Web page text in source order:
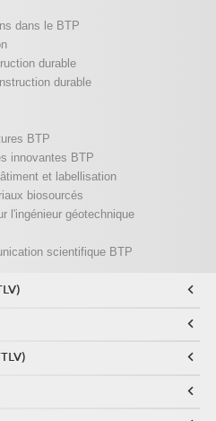
dans le BTP
durable
durable
BTP
innovantes BTP
et labellisation
biosourcés
l'ingénieur géotechnique
scientifique BTP